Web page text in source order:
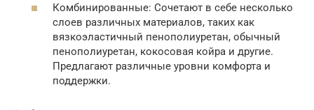
Комбинированные: Сочетают в себе несколько
слоев различных материалов, таких как
вязкоэластичный пенополиуретан, обычный
пенополиуретан, кокосовая койра и другие.
Предлагают различные уровни комфорта и
поддержки.